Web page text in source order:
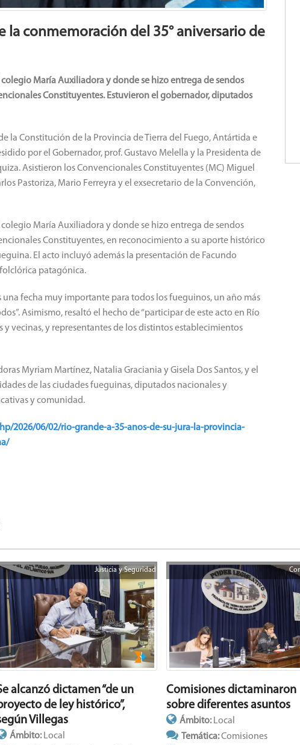
la conmemoración del 35° aniversario de
María Auxiliadora y donde se hizo entrega de sendos
Constituyentes. Estuvieron el gobernador, diputados
la Constitución de la Provincia de Tierra del Fuego, Antártida e
por el Gobernador, prof. Gustavo Melella y la Presidenta de
Asistieron los Convencionales Constituyentes (MC) Miguel
Pastoriza, Mario Ferreyra y el exsecretario de la Convención,
María Auxiliadora y donde se hizo entrega de sendos
Constituyentes, en reconocimiento a su aporte histórico
El acto incluyó además la presentación de Facundo
patagónica.
una fecha muy importante para todos los fueguinos, un año más
Asimismo, resaltó el hecho de “participar de este acto en Río
y vecinas, y representantes de los distintos establecimientos
Myriam Martínez, Natalia Graciania y Gisela Dos Santos, y el
de las ciudades fueguinas, diputados nacionales y
y comunidad.
2026/06/02/rio-grande-a-35-anos-de-su-jura-la-provincia-
Justicia y Seguridad
alcanzó dictamen “de un
de ley histórico”,
Villegas
Ámbito: Local
Comisiones dictaminaron
sobre diferentes asuntos
Ámbito: Local
Temática:Comisiones